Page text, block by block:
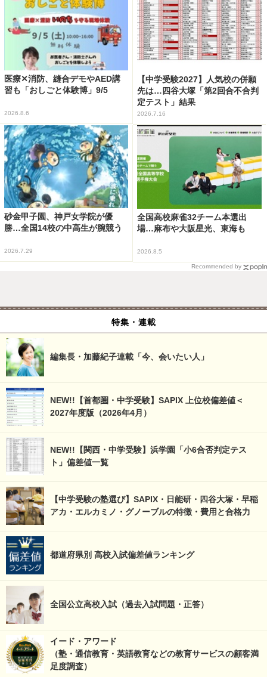
医療✕消防、縫合デモやAED講
習も「おしごと体験博」9/5
2026.8.6
【中学受験2027】人気校の併願
先は…四谷大塚「第2回合不合判
定テスト」結果
2026.7.16
砂金甲子園、神戸女学院が優
勝…全国14校の中高生が腕競う
2026.7.29
全国高校麻雀32チーム本選出
場…麻布や大阪星光、東海も
2026.8.5
Recommended by
特集・連載
編集長・加藤紀子連載「今、会いたい人」
NEW!!【首都圏・中学受験】SAPIX 上位校偏差値＜
2027年度版（2026年4月）
NEW!!【関西・中学受験】浜学園「小6合否判定テス
ト」偏差値一覧
【中学受験の塾選び】SAPIX・日能研・四谷大塚・早稲
アカ・エルカミノ・グノーブルの特徴・費用と合格力
都道府県別 高校入試偏差値ランキング
全国公立高校入試（過去入試問題・正答）
イード・アワード
（塾・通信教育・英語教育などの教育サービスの顧客満
足度調査）